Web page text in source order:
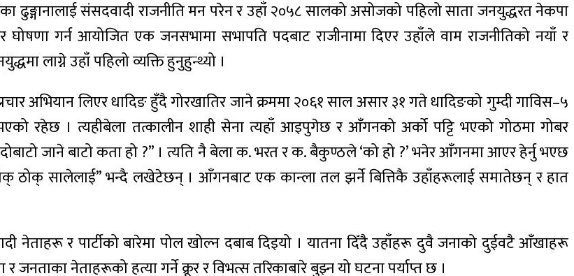
ढुङ्गानालाई संसदवादी राजनीति मन परेन र उहाँ २०५८ सालको असोजको पहिलो साता जनयुद्धरत नेकपा
गर्न आयोजित एक जनसभामा सभापति पदबाट राजीनामा दिएर उहाँले वाम राजनीतिको नयाँ र
लाग्ने उहाँ पहिलो व्यक्ति हुनुहुन्थ्यो ।
अभियान लिएर धादिङ हुँदै गोरखातिर जाने क्रममा २०६१ साल असार ३१ गते धादिङको गुम्दी गाविस–५
रहेछ । त्यहीबेला तत्कालीन शाही सेना त्यहाँ आइपुगेछ र आँगनको अर्को पट्टि भएको गोठमा गोबर
जाने बाटो कता हो ?” । त्यति नै बेला क. भरत र क. बैकुण्ठले ‘को हो ?’ भनेर आँगनमा आएर हेर्नु भएछ
ठोक् सालेलाई” भन्दै लखेटेछन् । आँगनबाट एक कान्ला तल झर्ने बित्तिकै उहाँहरूलाई समातेछन् र हात
नेताहरू र पार्टीको बारेमा पोल खोल्न दबाब दिइयो । यातना दिँदै उहाँहरू दुवै जनाको दुईवटै आँखाहरू
जनताका नेताहरूको हत्या गर्ने क्रूर र विभत्स तरिकाबारे बुझ्न यो घटना पर्याप्त छ ।